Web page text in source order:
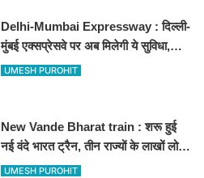
Delhi-Mumbai Expressway : दिल्ली-
मुंबई एक्सप्रेसवे पर अब मिलेगी ये सुविधा,
हेलीकॉप्टर सर्विस से तुरंत घायल पहुंचेगा
UMESH PUROHIT
New Vande Bharat train : शरू हुई
नई वंदे भारत ट्रैन, तीन राज्यों के लाखों लोगों
का सफर होगा आसान, देखें पूरा रूटमैप
UMESH PUROHIT